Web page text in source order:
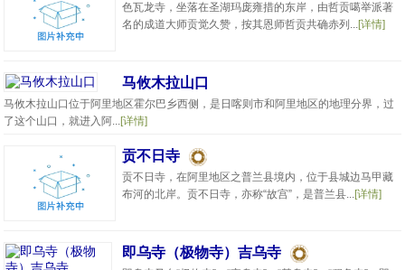
色瓦龙寺，坐落在圣湖玛庞雍措的东岸，由哲贡噶举派著
名的成道大师贡觉久赞，按其恩师哲贡共确赤列...[详情]
马攸木拉山口
马攸木拉山口位于阿里地区霍尔巴乡西侧，是日喀则市和阿里地区的地理分界，过
了这个山口，就进入阿...[详情]
贡不日寺
贡不日寺，在阿里地区之普兰县境内，位于县城边马甲藏
布河的北岸。贡不日寺，亦称“故宫”，是普兰县...[详情]
即乌寺（极物寺）吉乌寺